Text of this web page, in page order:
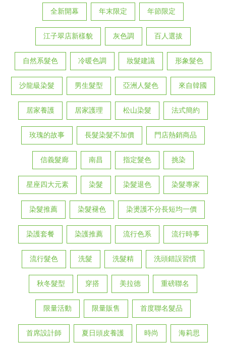
全新開幕 年末限定 年節限定
江子翠店新樣貌 灰色調 百人選拔
自然系髮色 冷暖色調 妝髮建議 形象髮色
沙龍級染髮 男生髮型 亞洲人髮色 來自韓國
居家養護 居家護理 松山染髮 法式簡約
玫瑰的故事 長髮染髮不加價 門店熱銷商品
信義髮廊 南昌 指定髮色 挑染
星座四大元素 染髮 染髮退色 染髮專家
染髮推薦 染髮褪色 染燙護不分長短均一價
染護套餐 染護推薦 流行色系 流行時事
流行髮色 洗髮 洗髮精 洗頭錯誤習慣
秋冬髮型 穿搭 美拉德 重磅聯名
限量活動 限量販售 首度聯名髮品
首席設計師 夏日頭皮養護 時尚 海莉思